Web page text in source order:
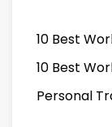
10 Best
10 Best
Personal